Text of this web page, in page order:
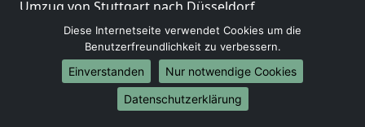
Umzug von Stuttgart nach Düsseldorf
Umzug von Stuttgart nach Leipzig
Umzug von Stuttgart nach Dortmund
Umzug von Stuttgart nach Essen
Umzug von Stuttgart nach Bremen
Umzug von Stuttgart nach Dresden
Diese Internetseite verwendet Cookies um die
Benutzerfreundlichkeit zu verbessern.
Einverstanden
Nur notwendige Cookies
Datenschutzerklärung